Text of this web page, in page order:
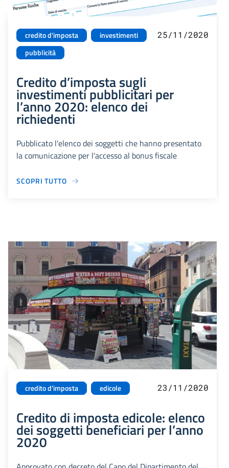
credito d'imposta
investimenti
pubblicità
25/11/2020
Credito d’imposta sugli
investimenti pubblicitari per
l’anno 2020: elenco dei
richiedenti
Pubblicato l'elenco dei soggetti che hanno presentato
la comunicazione per l'accesso al bonus fiscale
SCOPRI TUTTO
credito d'imposta edicole 23/11/2020
Credito di imposta edicole: elenco
dei soggetti beneficiari per l’anno
2020